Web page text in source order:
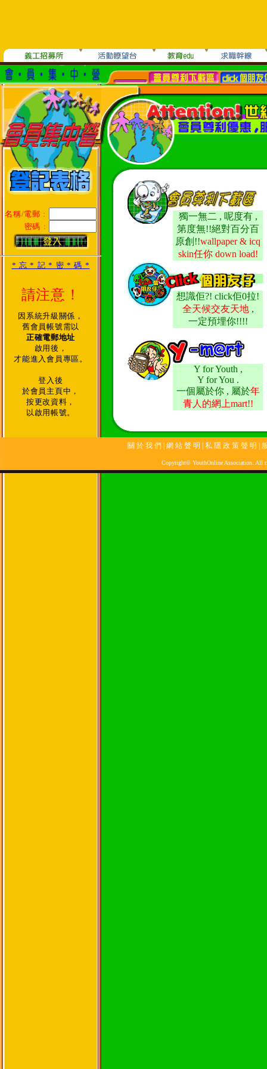
名稱/電郵 :
密碼 :
* 忘 * 記 * 密 * 碼 *
請注意！
因系統升級關係，
舊會員帳號需以
正確電郵地址
啟用後，
才能進入會員專區。
登入後
於會員主頁中，
按更改資料，
以啟用帳號。
獨一無二 , 呢度有 ,
第度無!!絕對百分百
原創!!wallpaper & icq
skin任你 down load!
想識佢?! click佢0拉!
全天候交友天地,
一定預埋你!!!!
Y for Youth ,
Y for You .
一個屬於你 , 屬於年
青人的網上mart!!
關 於 我 們 網 站 聲 明 私 隱 政 策 聲 明
Copyright© YouthOnline Association. All